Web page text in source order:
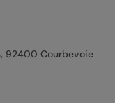
92400 Courbevoie